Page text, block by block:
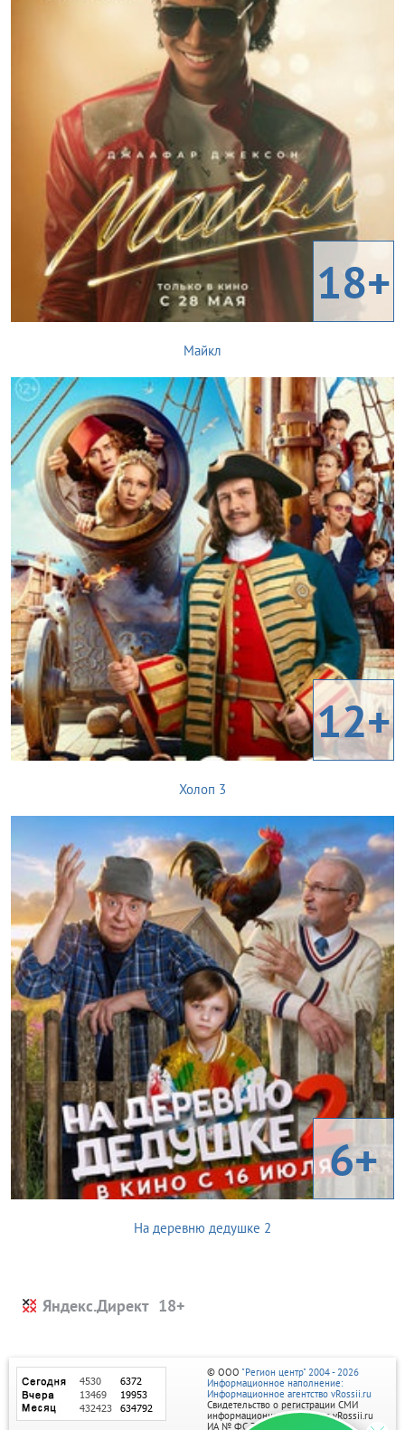
18+
Майкл
12+
Холоп 3
6+
На деревню дедушке 2
Яндекс.Директ
© ООО "Регион центр" 2004 - 2026
Информационное наполнение:
Информационное агентство vRossii.ru
Свидетельство о регистрации СМИ
информационного агентства vRossii.ru
ИА № ФС 77‑35502